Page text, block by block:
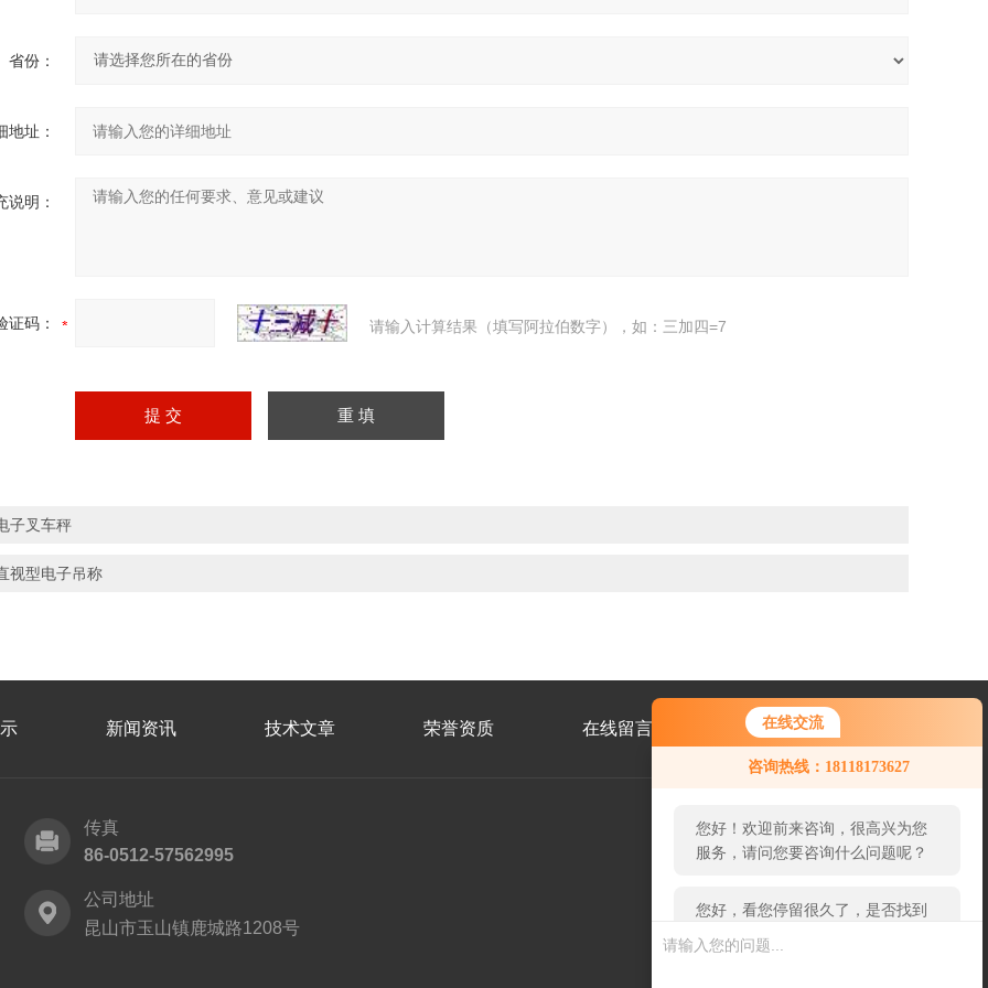
在线交流
咨询热线：18118173627
您好！欢迎前来咨询，很高兴为您
服务，请问您要咨询什么问题呢？
您好，看您停留很久了，是否找到
了需求产品，您可以直接在线与我
省份：
地址：
说明：
证码： 请输入计算结果（填写阿拉伯数字），如：三加四=7
子叉车秤
视型电子吊称
新闻资讯 技术文章 荣誉资质 在线留言 联系我们
传真
86-0512-57562995
公司地址
昆山市玉山镇鹿城路1208号
号
二
码